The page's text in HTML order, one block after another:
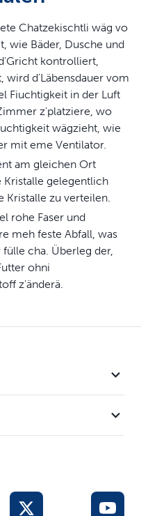
Chatzekischtli wäg vo
wie Bäder, Dusche und
kontrolliert,
wird d'Läbensdauer vom
Fiuchtigkeit in der Luft
z'platziere, wo
wägzieht, wie
mit eme Ventilator.
am gleichen Ort
Kristalle gelegentlich
Kristalle zu verteilen.
rohe Faser und
meh feste Abfall, was
cha. Überleg der,
ohni
z'änderä.